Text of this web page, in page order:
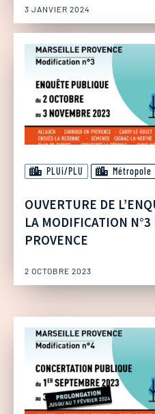
3 JANVIER 2024
PLUi/PLU Métropole
OUVERTURE DE
LA MODIFICATION
PROVENCE
2 OCTOBRE 2023